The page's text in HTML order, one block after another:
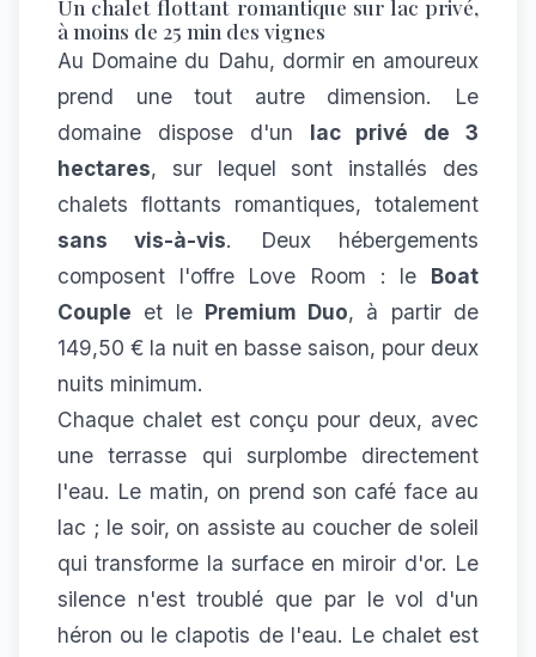
Un chalet flottant romantique sur lac privé,
à moins de 25 min des vignes
Au Domaine du Dahu, dormir en amoureux
prend une tout autre dimension. Le
domaine dispose d'un lac privé de 3
hectares, sur lequel sont installés des
chalets flottants romantiques, totalement
sans vis-à-vis. Deux hébergements
composent l'offre Love Room : le Boat
Couple et le Premium Duo, à partir de
149,50 € la nuit en basse saison, pour deux
nuits minimum.
Chaque chalet est conçu pour deux, avec
une terrasse qui surplombe directement
l'eau. Le matin, on prend son café face au
lac ; le soir, on assiste au coucher de soleil
qui transforme la surface en miroir d'or. Le
silence n'est troublé que par le vol d'un
héron ou le clapotis de l'eau. Le chalet est